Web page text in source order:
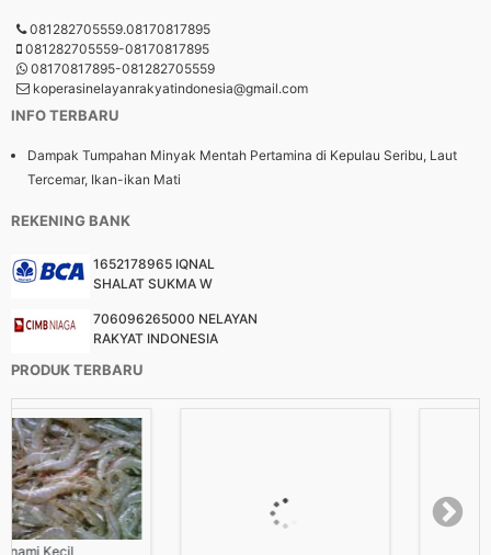
081282705559.08170817895
081282705559-08170817895
08170817895-081282705559
koperasinelayanrakyatindonesia@gmail.com
INFO TERBARU
Dampak Tumpahan Minyak Mentah Pertamina di Kepulau Seribu, Laut
Tercemar, Ikan-ikan Mati
REKENING BANK
1652178965 IQNAL
SHALAT SUKMA W
706096265000 NELAYAN
RAKYAT INDONESIA
PRODUK TERBARU